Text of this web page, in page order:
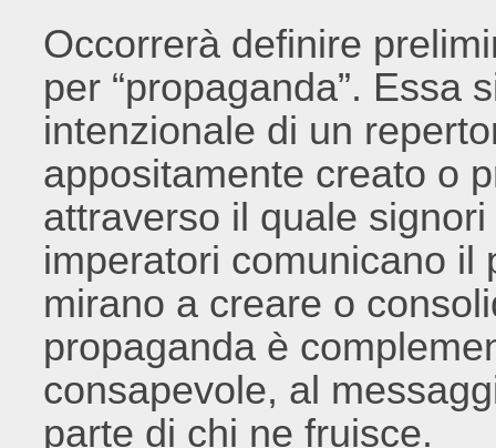
Occorrerà definire
per “propaganda”. Essa
intenzionale di un
appositamente creato o
attraverso il quale
imperatori comunicano il
mirano a creare o
propaganda è
consapevole, al
parte di chi ne fruisce.